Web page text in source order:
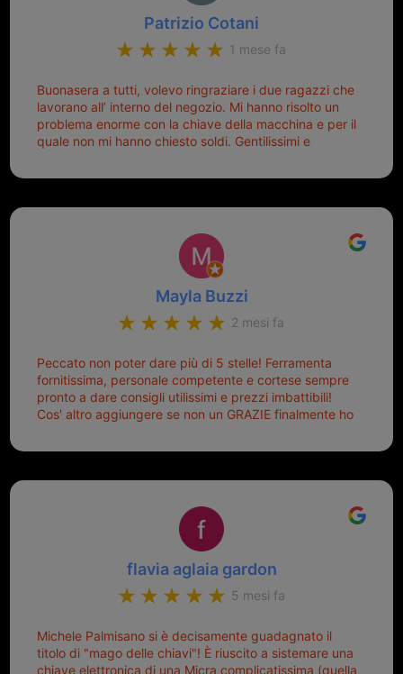
Patrizio Cotani
1 mese fa
Buonasera a tutti, volevo ringraziare i due ragazzi che
lavorano all’ interno del negozio. Mi hanno risolto un
problema enorme con la chiave della macchina e per il
quale non mi hanno chiesto soldi. Gentilissimi e
Sicuramente tornerò qui per qualsiasi altro problema.
Mayla Buzzi
2 mesi fa
Peccato non poter dare più di 5 stelle! Ferramenta
fornitissima, personale competente e cortese sempre
pronto a dare consigli utilissimi e prezzi imbattibili!
Cos' altro aggiungere se non un GRAZIE finalmente ho
mio riferimento. Ah dimenticavo...da loro sono riuscita
Top top top!!!
flavia aglaia gardon
5 mesi fa
Michele Palmisano si è decisamente guadagnato il
titolo di "mago delle chiavi"! È riuscito a sistemare una
chiave elettronica di una Micra complicatissima (quella